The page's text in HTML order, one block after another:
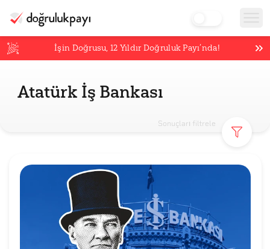
İşin Doğrusu,12 Yıldır Doğruluk Payı’nda!
Atatürk İş Bankası
Sonuçları filtrele